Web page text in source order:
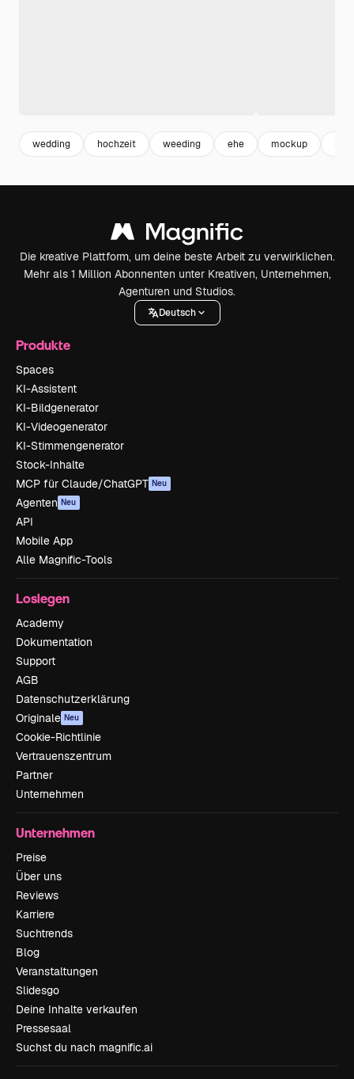
wedding hochzeit weeding ehe mockup
Die kreative Plattform, um deine beste Arbeit zu verwirklichen.
Mehr als 1 Million Abonnenten unter Kreativen, Unternehmen,
Agenturen und Studios.
Deutsch
Produkte
Spaces
KI-Assistent
KI-Bildgenerator
KI-Videogenerator
KI-Stimmengenerator
Stock-Inhalte
MCP für Claude/ChatGPT Neu
Agenten Neu
API
Mobile App
Alle Magnific-Tools
Loslegen
Academy
Dokumentation
Support
AGB
Datenschutzerklärung
Originale Neu
Cookie-Richtlinie
Vertrauenszentrum
Partner
Unternehmen
Unternehmen
Preise
Über uns
Reviews
Karriere
Suchtrends
Blog
Veranstaltungen
Slidesgo
Deine Inhalte verkaufen
Pressesaal
Suchst du nach magnific.ai